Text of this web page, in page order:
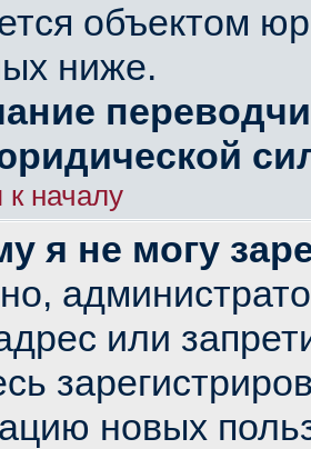
объектом
ниже.
к началу
я не могу
или
новых